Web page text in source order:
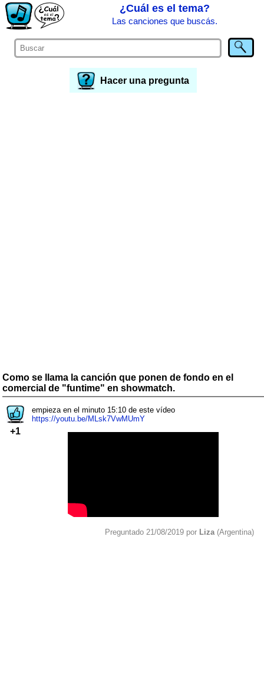
¿Cuál es el tema?
Las canciones que buscás.
Hacer una pregunta
Como se llama la canción que ponen de fondo en el
comercial de "funtime" en showmatch.
+1
empieza en el minuto 15:10 de este vídeo
https://youtu.be/MLsk7VwMUmY
Preguntado 21/08/2019 por Liza (Argentina)